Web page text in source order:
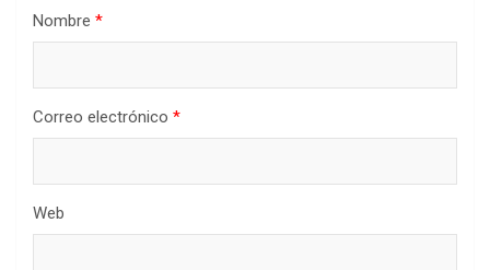
Nombre *
Correo electrónico *
Web